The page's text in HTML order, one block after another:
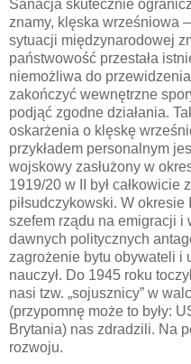
Sanacja skutecznie
znamy, klęska wrześniowa
sytuacji międzynarodowej
państwowość przestała
niemożliwa do
zakończyć wewnętrzne
podjąć zgodne działania.
oskarżenia o klęskę
przykładem personalnym
wojskowy zasłużony w
1919/20 w II był
piłsudczykowski. W okresie
szefem rządu na emigracji i
dawnych politycznych
zagrożenie bytu obywateli i
nauczył. Do 1945 roku
nasi tzw. „sojusznicy” w
(przypomnę może to były:
Brytania) nas zdradzili. Na
rozwoju.